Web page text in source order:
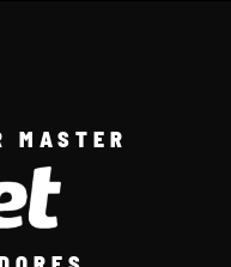
MASTER